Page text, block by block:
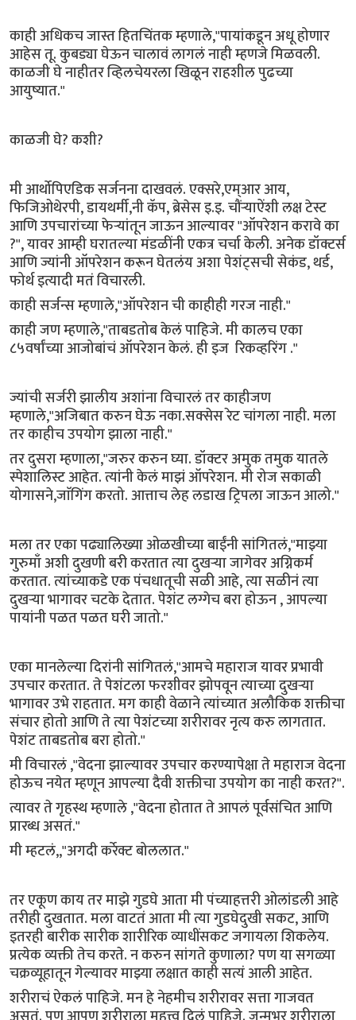
काही अधिकच जास्त हितचिंतक म्हणाले,"पायांकडून अधू होणार
आहेस तू. कुबड्या घेऊन चालावं लागलं नाही म्हणजे मिळवली.
काळजी घे नाहीतर व्हिलचेयरला खिळून राहशील पुढच्या
आयुष्यात."
काळजी घे? कशी?
मी आर्थोपिएडिक सर्जनना दाखवलं. एक्सरे,एम्आर आय,
फिजिओथेरपी, डायथर्मी,नी कॅप, ब्रेसेस इ.इ. चौंऱ्याऐंशी लक्ष टेस्ट
आणि उपचारांच्या फेऱ्यांतून जाऊन आल्यावर "ऑपरेशन करावे का
?", यावर आम्ही घरातल्या मंडळींनी एकत्र चर्चा केली. अनेक डॉक्टर्स
आणि ज्यांनी ऑपरेशन करून घेतलंय अशा पेशंट्सची सेकंड, थर्ड,
फोर्थ इत्यादी मतं विचारली.
काही सर्जन्स म्हणाले,"ऑपरेशन ची काहीही गरज नाही."
काही जण म्हणाले,"ताबडतोब केलं पाहिजे. मी कालच एका
८५वर्षांच्या आजोबांचं ऑपरेशन केलं. ही इज रिकव्हरिंग ."
ज्यांची सर्जरी झालीय अशांना विचारलं तर काहीजण
म्हणाले,"अजिबात करुन घेऊ नका.सक्सेस रेट चांगला नाही. मला
तर काहीच उपयोग झाला नाही."
तर दुसरा म्हणाला,"जरुर करुन घ्या. डॉक्टर अमुक तमुक यातले
स्पेशालिस्ट आहेत. त्यांनी केलं माझं ऑपरेशन. मी रोज सकाळी
योगासने,जाॅगिंग करतो. आत्ताच लेह लडाख ट्रिपला जाऊन आलो."
मला तर एका पढ्यालिख्या ओळखीच्या बाईंनी सांगितलं,"माझ्या
गुरुमाँ अशी दुखणी बरी करतात त्या दुखऱ्या जागेवर अग्निकर्म
करतात. त्यांच्याकडे एक पंचधातूची सळी आहे, त्या सळीनं त्या
दुखऱ्या भागावर चटके देतात. पेशंट लग्गेच बरा होऊन , आपल्या
पायांनी पळत पळत घरी जातो."
एका मानलेल्या दिरांनी सांगितलं,"आमचे महाराज यावर प्रभावी
उपचार करतात. ते पेशंटला फरशीवर झोपवून त्याच्या दुखऱ्या
भागावर उभे राहतात. मग काही वेळाने त्यांच्यात अलौकिक शक्तीचा
संचार होतो आणि ते त्या पेशंटच्या शरीरावर नृत्य करु लागतात.
पेशंट ताबडतोब बरा होतो."
मी विचारलं ,"वेदना झाल्यावर उपचार करण्यापेक्षा ते महाराज वेदना
होऊच नयेत म्हणून आपल्या दैवी शक्तीचा उपयोग का नाही करत?".
त्यावर ते गृहस्थ म्हणाले ,"वेदना होतात ते आपलं पूर्वसंचित आणि
प्रारब्ध असतं."
मी म्हटलं,,"अगदी कर्रेक्ट बोललात."
तर एकूण काय तर माझे गुडघे आता मी पंच्याहत्तरी ओलांडली आहे
तरीही दुखतात. मला वाटतं आता मी त्या गुडघेदुखी सकट, आणि
इतरही बारीक सारीक शारीरिक व्याधींसकट जगायला शिकलेय.
प्रत्येक व्यक्ती तेच करते. न करुन सांगते कुणाला? पण या सगळ्या
चक्रव्यूहातून गेल्यावर माझ्या लक्षात काही सत्यं आली आहेत.
शरीराचं ऐकलं पाहिजे. मन हे नेहमीच शरीरावर सत्ता गाजवत